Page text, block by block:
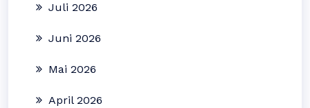
Juli 2026
Juni 2026
Mai 2026
April 2026